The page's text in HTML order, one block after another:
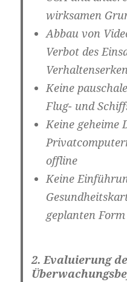
wirksamen
Abbau von
Verbot des
Keine
Flug- und
Keine geheime
offline
Keine
geplanten Form
2. Evaluierung